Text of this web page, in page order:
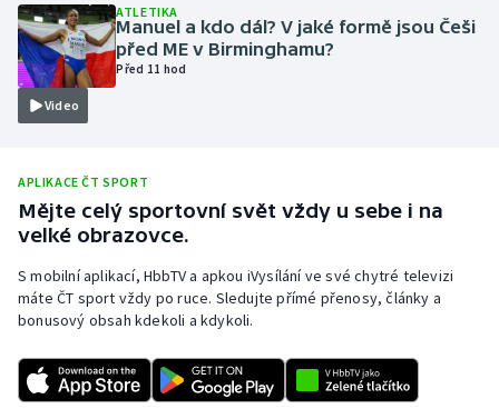
Motorsport
Olympijské hry
Plavání
Ragby
Rychlobruslení
Video
ATLETIKA
Manuel a kdo dál? V jaké formě jsou Češi
před ME v Birminghamu?
Před 11 hod
APLIKACE ČT SPORT
Mějte celý sportovní svět vždy u sebe i na
velké obrazovce.
S mobilní aplikací, HbbTV a apkou iVysílání ve své chytré televizi
máte ČT sport vždy po ruce. Sledujte přímé přenosy, články a
bonusový obsah kdekoli a kdykoli.